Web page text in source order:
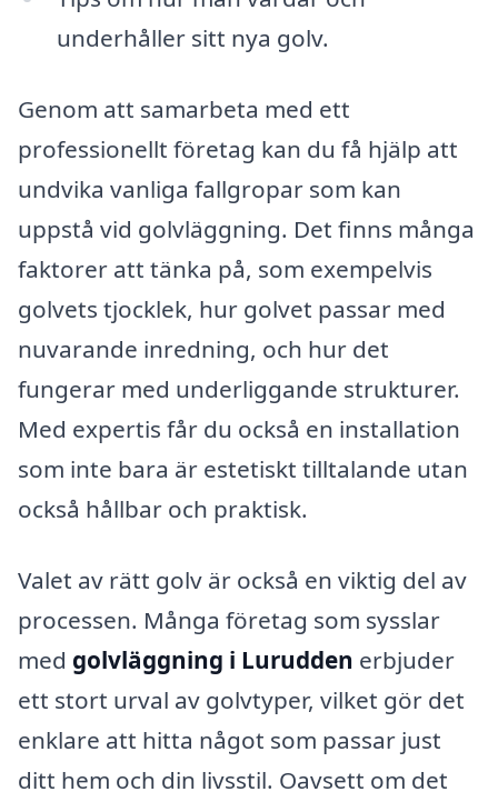
underhåller sitt nya golv.
Genom att samarbeta med ett
professionellt företag kan du få hjälp att
undvika vanliga fallgropar som kan
uppstå vid golvläggning. Det finns många
faktorer att tänka på, som exempelvis
golvets tjocklek, hur golvet passar med
nuvarande inredning, och hur det
fungerar med underliggande strukturer.
Med expertis får du också en installation
som inte bara är estetiskt tilltalande utan
också hållbar och praktisk.
Valet av rätt golv är också en viktig del av
processen. Många företag som sysslar
med golvläggning i Lurudden erbjuder
ett stort urval av golvtyper, vilket gör det
enklare att hitta något som passar just
ditt hem och din livsstil. Oavsett om det